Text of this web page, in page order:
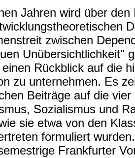
Jahren wird über
zwischen
Unübersichtlichkeit"
Rückblick auf die
zu unternehmen. Es
Beiträge auf die
Sozialismus und
sie etwa von den
formuliert
Frankfurter